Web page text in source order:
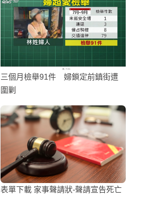
三個月檢舉91件 婦鎖定前鎮街遭
圍剿
表單下載 家事聲請狀-聲請宣告死亡